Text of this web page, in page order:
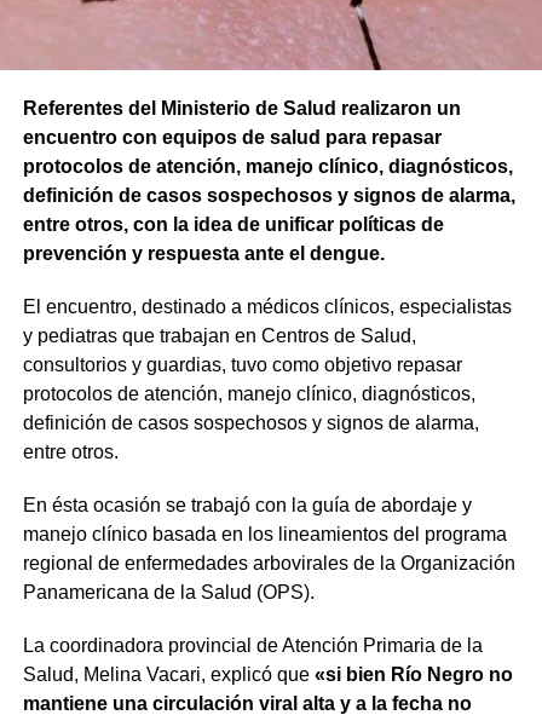
Referentes del Ministerio de Salud realizaron un
encuentro con equipos de salud para repasar
protocolos de atención, manejo clínico, diagnósticos,
definición de casos sospechosos y signos de alarma,
entre otros, con la idea de unificar políticas de
prevención y respuesta ante el dengue.
El encuentro, destinado a médicos clínicos, especialistas
y pediatras que trabajan en Centros de Salud,
consultorios y guardias, tuvo como objetivo repasar
protocolos de atención, manejo clínico, diagnósticos,
definición de casos sospechosos y signos de alarma,
entre otros.
En ésta ocasión se trabajó con la guía de abordaje y
manejo clínico basada en los lineamientos del programa
regional de enfermedades arbovirales de la Organización
Panamericana de la Salud (OPS).
La coordinadora provincial de Atención Primaria de la
Salud, Melina Vacari, explicó que «si bien Río Negro no
mantiene una circulación viral alta y a la fecha no